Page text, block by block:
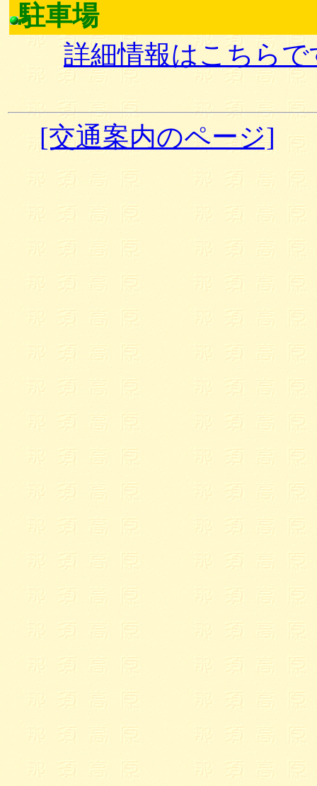
駐車場
詳細情報はこちらで
[交通案内のページ]